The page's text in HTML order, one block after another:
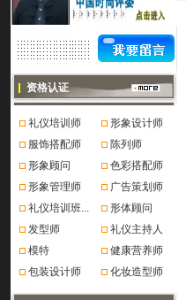
资格认证
礼仪培训师
形象设计师
服饰搭配师
陈列师
形象顾问
色彩搭配师
形象管理师
广告策划师
礼仪培训班...
形体顾问
发型师
礼仪主持人
模特
健康营养师
包装设计师
化妆造型师